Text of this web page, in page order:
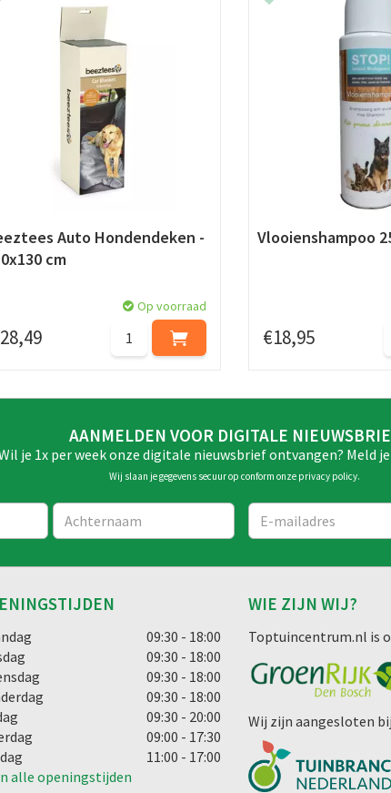
Auto Hondendeken -
cm
28,49
Op voorraad
Vlooienshampoo
€18,95
AANMELDEN VOOR DIGITALE
je 1x per week onze digitale nieuwsbrief ontvangen? Meld
Wij slaan je gegevens secuur op conform onze privacy policy.
09:30 - 18:00
09:30 - 18:00
09:30 - 18:00
09:30 - 18:00
09:30 - 20:00
09:00 - 17:30
11:00 - 17:00
alle openingstijden
WIE ZIJN WIJ?
Toptuincentrum.nl is
Wij zijn aangesloten